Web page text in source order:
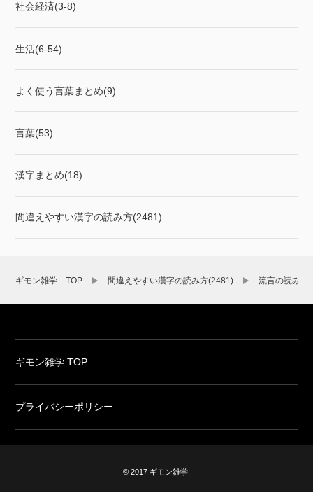
社会経済(3-8)
生活(6-54)
よく使う言葉まとめ(9)
言葉(53)
漢字まとめ(18)
間違えやすい漢字の読み方(2481)
ギモン雑学 TOP 間違えやすい漢字の読み方(2481) 流言の読み方
ギモン雑学 TOP
プライバシーポリシー
© 2017 ギモン雑学.